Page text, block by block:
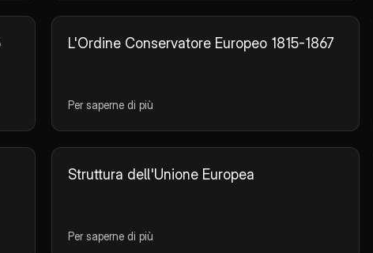
L'Ordine Conservatore Europeo 1815-1867
Per saperne di più
Struttura dell'Unione Europea
Per saperne di più